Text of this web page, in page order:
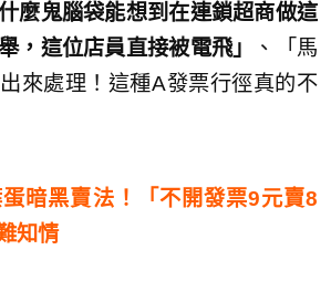
麼鬼腦袋能想到在連鎖超商做這
，這位店員直接被電飛」
、「馬
來處理！這種A發票行徑真的不
暗黑賣法！「不開發票9元賣8
知情